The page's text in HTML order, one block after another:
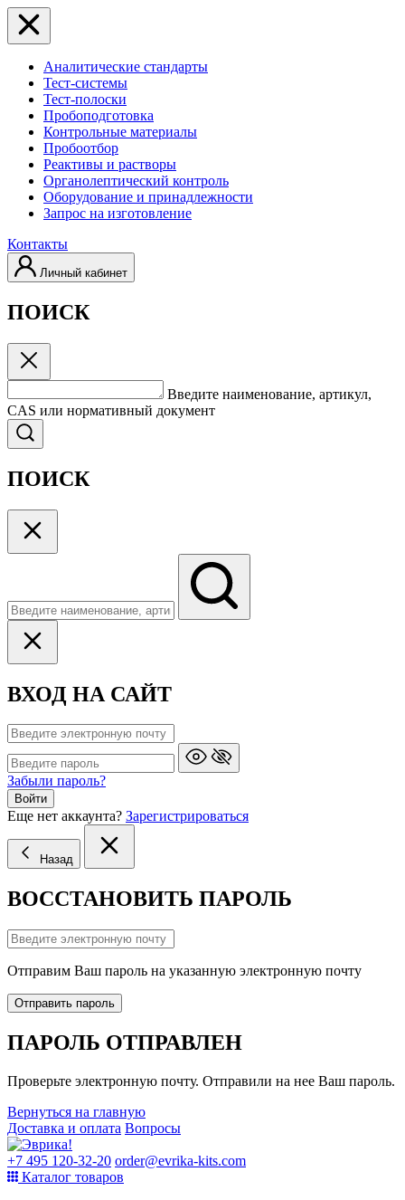
Аналитические стандарты
Тест-системы
Тест-полоски
Пробоподготовка
Контрольные материалы
Пробоотбор
Реактивы и растворы
Органолептический контроль
Оборудование и принадлежности
Запрос на изготовление
Контакты
Личный кабинет
ПОИСК
Введите наименование, артикул,
CAS или нормативный документ
ПОИСК
ВХОД НА САЙТ
Забыли пароль?
Войти
Еще нет аккаунта? Зарегистрироваться
Назад
ВОССТАНОВИТЬ ПАРОЛЬ
Отправим Ваш пароль на указанную электронную почту
Отправить пароль
ПАРОЛЬ ОТПРАВЛЕН
Проверьте электронную почту. Отправили на нее Ваш пароль.
Вернуться на главную
Доставка и оплата Вопросы
+7 495 120-32-20 order@evrika-kits.com
Каталог товаров